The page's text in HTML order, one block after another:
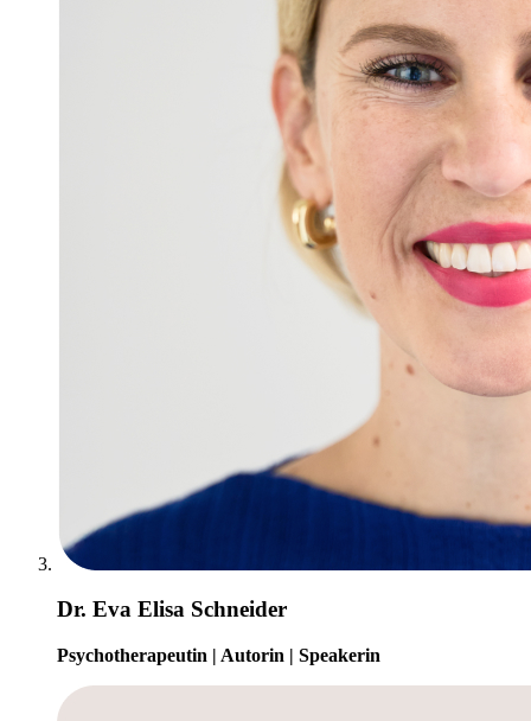
Dr. Eva Elisa Schneider
Psychotherapeutin | Autorin | Speakerin